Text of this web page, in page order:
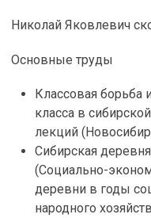
Николай Яковлевич
Основные труды
Классовая борьба
класса в
лекций
Сибирская
(Социально-
деревни в годы
народного